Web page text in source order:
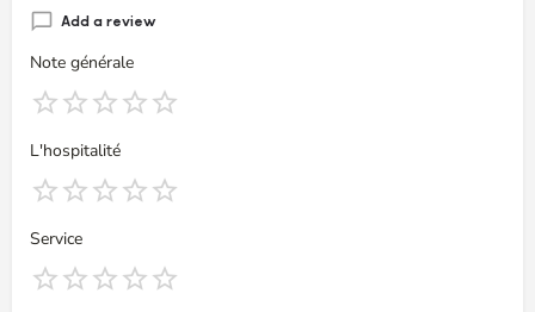
Add a review
Note générale
L'hospitalité
Service